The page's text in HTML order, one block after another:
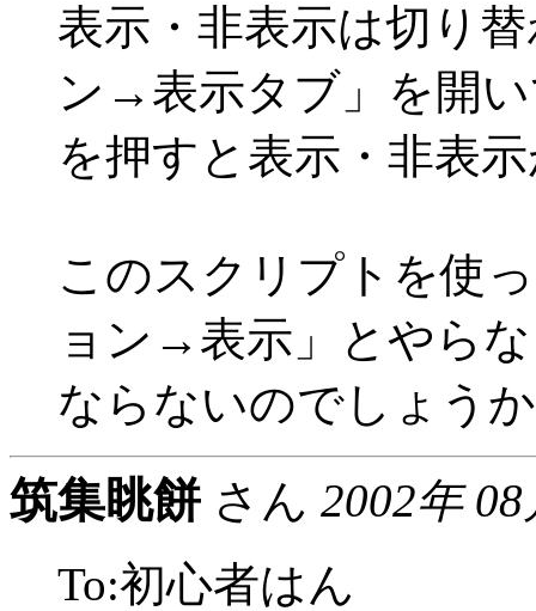
表示・非表示は切り
ン→表示タブ」を開
を押すと表示・非表
このスクリプトを使
ョン→表示」とやら
ならないのでしょう
筑集眺餅 さん 2002年
To:初心者はん